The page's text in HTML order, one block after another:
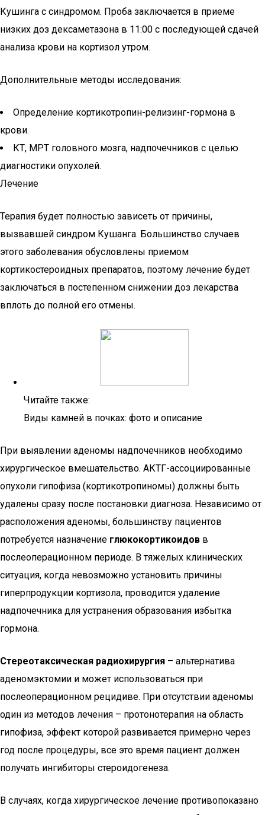
Кушинга с синдромом. Проба заключается в приеме
низких доз дексаметазона в 11:00 с последующей сдачей
анализа крови на кортизол утром.
Дополнительные методы исследования:
Определение кортикотропин-релизинг-гормона в
крови.
КТ, МРТ головного мозга, надпочечников с целью
диагностики опухолей.
Лечение
Терапия будет полностью зависеть от причины,
вызвавшей синдром Кушанга. Большинство случаев
этого заболевания обусловлены приемом
кортикостероидных препаратов, поэтому лечение будет
заключаться в постепенном снижении доз лекарства
вплоть до полной его отмены.
Читайте также:
Виды камней в почках: фото и описание
При выявлении аденомы надпочечников необходимо
хирургическое вмешательство. АКТГ-ассоциированные
опухоли гипофиза (кортикотропиномы) должны быть
удалены сразу после постановки диагноза. Независимо от
расположения аденомы, большинству пациентов
потребуется назначение глюкокортикоидов в
послеоперационном периоде. В тяжелых клинических
ситуация, когда невозможно установить причины
гиперпродукции кортизола, проводится удаление
надпочечника для устранения образования избытка
гормона.
Стереотаксическая радиохирургия – альтернатива
аденомэктомии и может использоваться при
послеоперационном рецидиве. При отсутствии аденомы
один из методов лечения – протонотерапия на область
гипофиза, эффект которой развивается примерно через
год после процедуры, все это время пациент должен
получать ингибиторы стероидогенеза.
В случаях, когда хирургическое лечение противопоказано